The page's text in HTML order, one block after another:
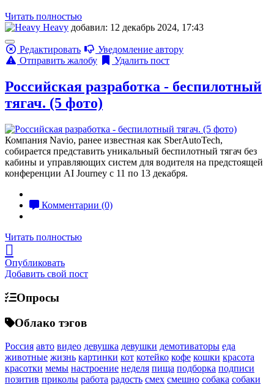
Читать полностью
Heavy добавил: 12 декабрь 2024, 17:43
Редактировать
Уведомление автору
Отправить жалобу
Удалить пост
Российская разработка - беспилотный
тягач. (5 фото)
Компания Navio, ранее известная как SberAutoTech,
собирается представить уникальный беспилотный тягач без
кабины и управляющих систем для водителя на предстоящей
конференции AI Journey с 11 по 13 декабря.
Комментарии (0)
Читать полностью
Опубликовать
Добавить свой пост
Опросы
Облако тэгов
Россия авто видео девушка девушки демотиваторы еда
животные жизнь картинки кот котейко кофе кошки красота
красотки мемы настроение неделя пища подборка подписи
позитив приколы работа радость смех смешно собака собаки